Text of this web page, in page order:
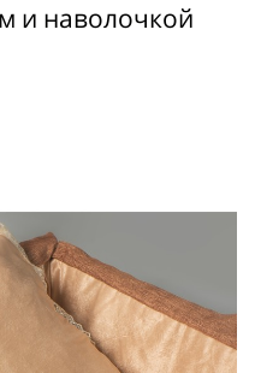
и наволочкой